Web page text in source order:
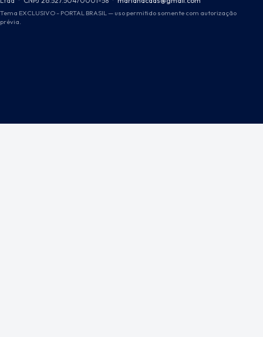
Tema EXCLUSIVO - PORTAL BRASIL — uso permitido somente com autorização
prévia.